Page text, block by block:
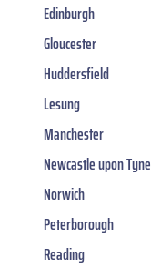
Edinburgh
Gloucester
Huddersfield
Lesung
Manchester
Newcastle upon Tyne
Norwich
Peterborough
Reading